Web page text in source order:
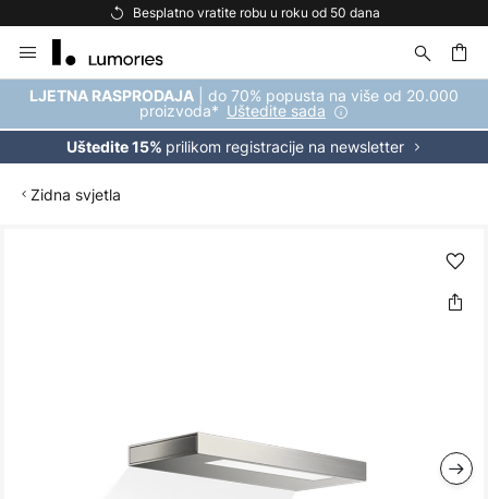
Besplatno vratite robu u roku od 50 dana
to
Content
LJETNA RASPRODAJA | do 70% popusta na više od 20.000
proizvoda* Uštedite sada
Uštedite 15% prilikom registracije na newsletter
Zidna svjetla